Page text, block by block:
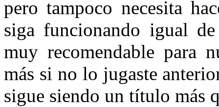
pero tampoco necesita
siga funcionando igual
muy recomendable para
más si no lo jugaste
sigue siendo un título más